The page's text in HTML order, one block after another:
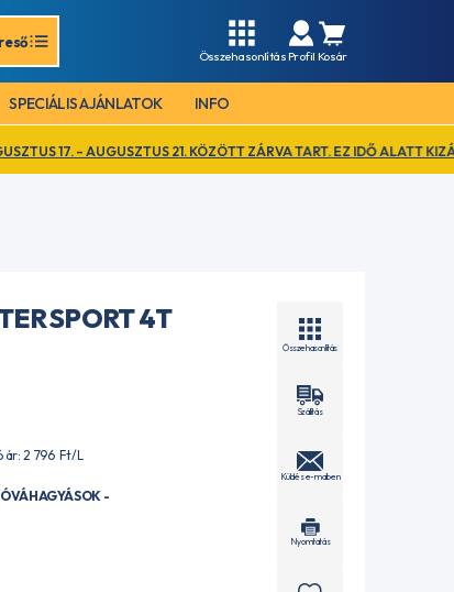
Összehasonlítás Profil Kosár
SPECIÁLIS AJÁNLATOK INFO
21. KÖZÖTT ZÁRVA TART. EZ IDŐ ALATT KIZÁRÓLAG
SPORT 4T
ár: 2 796 Ft/L
-
Összehasonlítás
Szállítás
Küldés e-mailben
Nyomtatás